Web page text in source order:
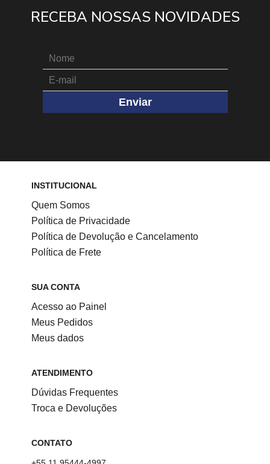
RECEBA NOSSAS NOVIDADES
Enviar
INSTITUCIONAL
Quem Somos
Política de Privacidade
Política de Devolução e Cancelamento
Política de Frete
SUA CONTA
Acesso ao Painel
Meus Pedidos
Meus dados
ATENDIMENTO
Dúvidas Frequentes
Troca e Devoluções
CONTATO